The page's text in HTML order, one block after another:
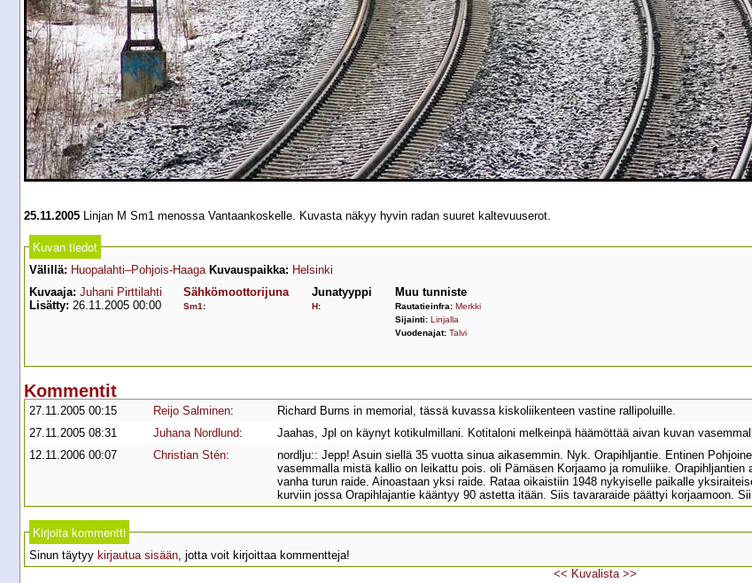
25.11.2005 Linjan M Sm1 menossa Vantaankoskelle. Kuvasta näkyy hyvin radan suuret kaltevuuserot.
Kuvan tiedot
Välillä: Huopalahti–Pohjois-Haaga Kuvauspaikka: Helsinki
Kuvaaja: Juhani Pirttilahti
Lisätty: 26.11.2005 00:00
Sähkömoottorijuna
Sm1 :
Junatyyppi
H:
Muu tunniste
Rautatieinfra: Merkki
Sijainti: Linjalla
Vuodenajat: Talvi
Kommentit
27.11.2005 00:15 Reijo Salminen:
Richard Burns in memorial, tässä kuvassa kiskoliikenteen vastine rallipoluille.
27.11.2005 08:31
Juhana Nordlund:
Jaahas, Jpl on käynyt kotikulmillani. Kotitaloni melkeinpä häämöttää aivan kuvan
12.11.2006 00:07
Christian Stén:
nordlju:: Jepp! Asuin siellä 35 vuotta sinua aikasemmin. Nyk. Orapihljantie. Entinen
vasemmalla mistä kallio on leikattu pois. oli Pärnäsen Korjaamo ja romuliike.
vanha turun raide. Ainoastaan yksi raide. Rataa oikaistiin 1948 nykyiselle paikalle
kurviin jossa Orapihlajantie kääntyy 90 astetta itään. Siis tavararaide päättyi korjaamoon.
Kirjoita kommentti
Sinun täytyy kirjautua sisään, jotta voit kirjoittaa kommentteja!
<< Kuvalista >>